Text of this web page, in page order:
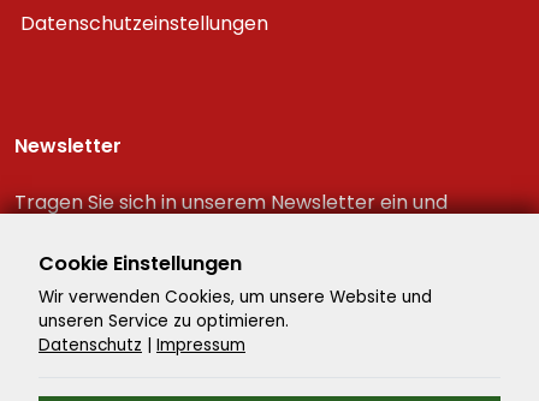
Datenschutzeinstellungen
Newsletter
Tragen Sie sich in unserem Newsletter ein und
Reiseschnäppchen!
Cookie Einstellungen
Wir verwenden Cookies, um unsere Website und
unseren Service zu optimieren.
Datenschutz | Impressum